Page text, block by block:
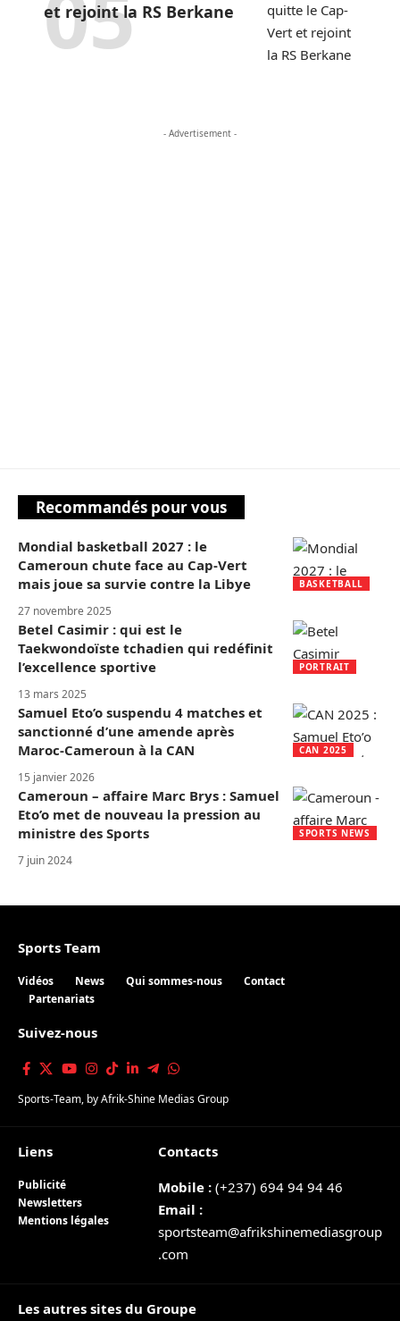
et rejoint la RS Berkane
- Advertisement -
Recommandés pour vous
BASKETBALL
Mondial basketball 2027 : le
Cameroun chute face au Cap-Vert
mais joue sa survie contre la Libye
27 novembre 2025
PORTRAIT
Betel Casimir : qui est le
Taekwondoïste tchadien qui redéfinit
l’excellence sportive
13 mars 2025
CAN 2025
Samuel Eto’o suspendu 4 matches et
sanctionné d’une amende après
Maroc-Cameroun à la CAN
15 janvier 2026
SPORTS NEWS
Cameroun – affaire Marc Brys : Samuel
Eto’o met de nouveau la pression au
ministre des Sports
7 juin 2024
Sports Team
Vidéos News Qui sommes-nous
Contact
Partenariats
Suivez-nous
Sports-Team, byAfrik-Shine Medias Group
Liens
Publicité
Newsletters
Mentions légales
Contacts
Mobile : (+237) 694 94 94 46
Email :
sportsteam@afrikshinemediasgroup
.com
Les autres sites du Groupe